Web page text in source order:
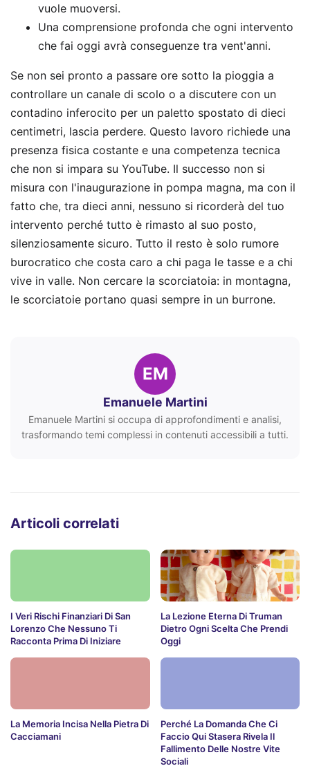
vuole muoversi.
Una comprensione profonda che ogni intervento
che fai oggi avrà conseguenze tra vent'anni.
Se non sei pronto a passare ore sotto la pioggia a
controllare un canale di scolo o a discutere con un
contadino inferocito per un paletto spostato di dieci
centimetri, lascia perdere. Questo lavoro richiede una
presenza fisica costante e una competenza tecnica
che non si impara su YouTube. Il successo non si
misura con l'inaugurazione in pompa magna, ma con il
fatto che, tra dieci anni, nessuno si ricorderà del tuo
intervento perché tutto è rimasto al suo posto,
silenziosamente sicuro. Tutto il resto è solo rumore
burocratico che costa caro a chi paga le tasse e a chi
vive in valle. Non cercare la scorciatoia: in montagna,
le scorciatoie portano quasi sempre in un burrone.
EM
Emanuele Martini
Emanuele Martini si occupa di approfondimenti e analisi,
trasformando temi complessi in contenuti accessibili a tutti.
Articoli correlati
I Veri Rischi Finanziari Di San
Lorenzo Che Nessuno Ti
Racconta Prima Di Iniziare
La Lezione Eterna Di Truman
Dietro Ogni Scelta Che Prendi
Oggi
La Memoria Incisa Nella Pietra Di
Cacciamani
Perché La Domanda Che Ci
Faccio Qui Stasera Rivela Il
Fallimento Delle Nostre Vite
Sociali